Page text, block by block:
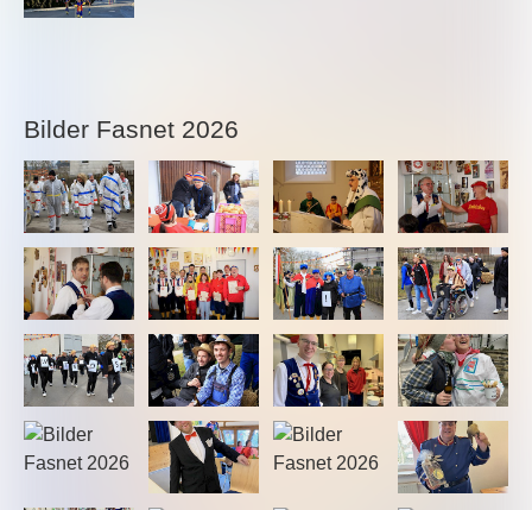
Bilder Fasnet 2026